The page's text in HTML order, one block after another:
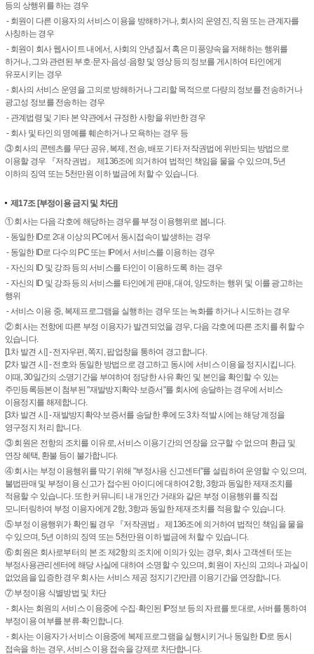
등의 상행위를 하는 경우
- 회원이 다른 이용자의 서비스 이용을 방해하거나, 회사의 운영진, 직원 또는 관계자를
사칭하는 경우
- 회원이 회사 웹사이트 내에서, 사회의 안녕질서 혹은 미풍양속을 저해하는 행위를
하거나, 그와 관련된 부호·문자·음성·음향 및 영상 등의 정보를 게시하여 타인에게
유포시키는 경우
- 회사의 서비스 운영을 고의로 방해하거나 그리할 목적으로 다량의 정보를 전송하거나
광고성 정보를 전송하는 경우
- 관계법령 및 기타 본 약관에서 규정한 사항을 위반한 경우
- 회사 및 타인의 명예를 훼손하거나 모욕하는 경우 등
③ 회사의 콘텐츠를 무단 공유, 복제, 전송, 배포 기타 저작권법에 위반되는 방법으로
이용할 경우 『저작권법』 제136조에 의거하여 법적인 책임을 물을 수 있으며, 5년
이하의 징역 또는 5천만원 이하 벌금에 처할 수 있습니다.
제17조[부정이용 금지 및 차단]
① 회사는 다음 각호에 해당하는 경우를 부정 이용행위로 봅니다.
- 동일한 ID로 2대 이상의 PC에서 동시접속이 발생하는 경우
- 동일한 ID로 다수의 PC 또는 IP에서 서비스를 이용하는 경우
- 자신의 ID 및 강좌 등의 서비스를 타인이 이용하도록 하는 경우
- 자신의 ID 및 강좌 등의 서비스를 타인에게 판매, 대여, 양도하는 행위 및 이를 광고하는
행위
- 서비스 이용 중, 복제프로그램을 실행하는 경우 또는 녹화를 하거나 시도하는 경우
② 회사는 전항에 따른 부정 이용자가 발견되었을 경우, 다음 각호에 따른 조치를 취할 수
있습니다.
[1차 발견 시] - 전자우편, 쪽지, 팝업창을 통하여 경고합니다.
[2차 발견 시] - 전호와 동일한 방법으로 경고하고 동시에 서비스 이용을 정지시킵니다.
이때, 30일간의 소명기간을 부여하여 정당한 사유 확인 및 본인을 확인할 수 있는
주민등록등본이 첨부된 "재발방지확약·보증서"를 회사에 송달하는 경우에 서비스
이용정지를 해제합니다.
[3차 발견 시] - 재발방지확약·보증서를 송달한 후에도 3차 적발 시에는 해당 계정을
영구정지 처리 합니다.
③ 회원은 전항의 조치를 이유로, 서비스 이용기간의 연장을 요구할 수 없으며 환급 및
연장 혜택, 환불 등이 불가합니다.
④ 회사는 부정 이용행위를 막기 위해 "부정사용 신고센터"를 설립하여 운영할 수 있으며,
불법판매 및 부정이용 신고가 접수된 아이디에 대하여 2항, 3항과 동일한 제재조치를
적용할 수 있습니다. 또한 커뮤니티 내 개인간 거래와 같은 부정 이용행위를 직접
모니터링하여 부정 이용자에게 2항, 3항과 동일한 제재조치를 적용할 수 있습니다.
⑤ 부정 이용행위가 확인될 경우 『저작권법』 제136조에 의거하여 법적인 책임을 물을
수 있으며, 5년 이하의 징역 또는 5천만원 이하 벌금에 처할 수 있습니다.
⑥ 회원은 회사로부터의 본 조 제2항의 조치에 이의가 있는 경우, 회사 고객센터 또는
부정사용관리센터에 해당 사실에 대하여 소명할 수 있으며, 회원이 자신의 고의나 과실이
없었음을 입증한 경우 회사는 서비스 제공 정지기간만큼 이용기간을 연장합니다.
⑦ 부정이용 식별방법 및 차단
- 회사는 회원의 서비스 이용중에 수집·확인된 IP정보 등의 자료를 토대로, 서버를 통하여
부정이용 여부를 분류·확인합니다.
- 회사는 이용자가 서비스 이용중에 복제프로그램을 실행시키거나 동일한 ID로 동시
접속을 하는 경우, 서비스 이용 접속을 강제로 차단합니다.